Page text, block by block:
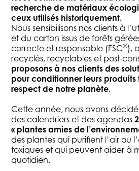
recherche de matériaux
ceux utilisés historiquement.
Nous sensibilisons nos clients à
et du carton issus de forêts
correcte et responsable (FSC®),
recyclés, recyclables et post-
proposons à nos clients des
pour conditionner leurs produits
respect de notre planète.
Cette année, nous avons
des calendriers et des agendas
« plantes amies de
des plantes qui purifient l’air ou
toxiques et qui peuvent aider à
quotidien.